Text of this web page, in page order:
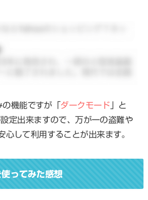
機能ですが「ダークモード 」と
設定出来ますので、万が一の盗難や
心して利用することが出来ます。
ってみた感想